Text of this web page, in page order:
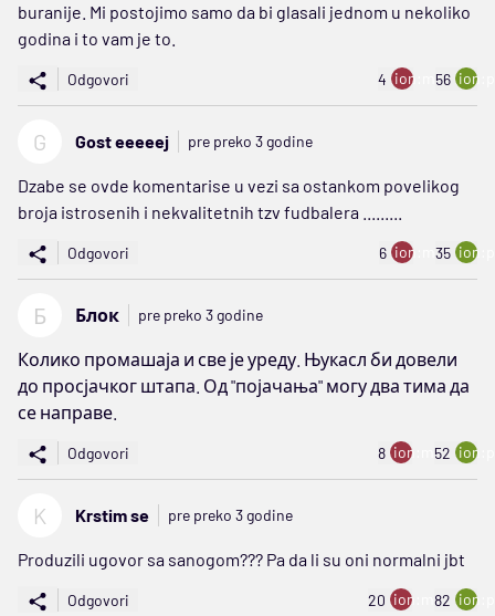
buranije. Mi postojimo samo da bi glasali jednom u nekoliko
godina i to vam je to.
Odgovori 4 ion:minus
56
G Gost eeeeej pre preko 3 godine
Dzabe se ovde komentarise u vezi sa ostankom povelikog
broja istrosenih i nekvalitetnih tzv fudbalera .........
Odgovori 6 ion:minus
35
Б Блок pre preko 3 godine
Колико промашаја и све је уреду. Њукасл би довели
до просјачког штапа. Од "појачања" могу два тима да
се направе.
Odgovori 8 ion:minus
52
K Krstim se pre preko 3 godine
Produzili ugovor sa sanogom??? Pa da li su oni normalni jbt
Odgovori 20 ion:minus
82